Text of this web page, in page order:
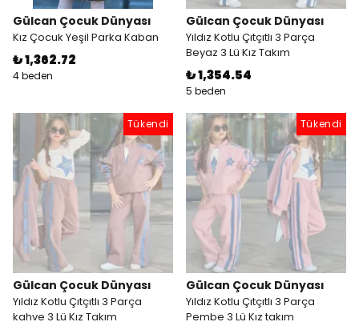
Gülcan Çocuk Dünyası
Kız Çocuk Yeşil Parka Kaban
₺ 1,362.72
4 beden
Gülcan Çocuk Dünyası
Yıldız Kotlu Çıtçıtlı 3 Parça
Beyaz 3 Lü Kız Takım
₺ 1,354.54
5 beden
Tükendi
Gülcan Çocuk Dünyası
Yıldız Kotlu Çıtçıtlı 3 Parça
kahve 3 Lü Kız Takım
Tükendi
Gülcan Çocuk Dünyası
Yıldız Kotlu Çıtçıtlı 3 Parça
Pembe 3 Lü Kız takım